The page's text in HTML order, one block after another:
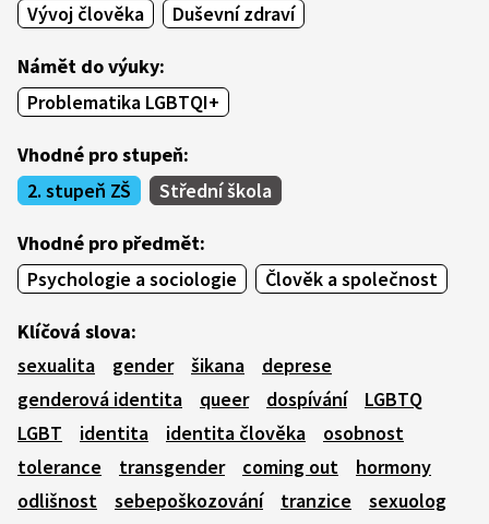
Vývoj člověka
Duševní zdraví
Námět do výuky:
Problematika LGBTQI+
Vhodné pro stupeň:
2. stupeň ZŠ
Střední škola
Vhodné pro předmět:
Psychologie a sociologie
Člověk a společnost
Klíčová slova:
sexualita
gender šikana
deprese
genderová identita
queer dospívání
LGBTQ
LGBT
identita identita člověka
osobnost
tolerance
transgender coming out
hormony
odlišnost
sebepoškozování tranzice sexuolog